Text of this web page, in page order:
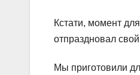
Кстати, момент
отпраздновал
Мы приготовили